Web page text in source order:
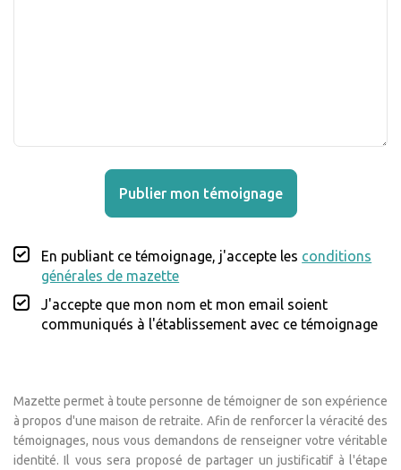
Publier mon témoignage
En publiant ce témoignage, j'accepte les conditions
générales de mazette
J'accepte que mon nom et mon email soient
communiqués à l'établissement avec ce témoignage
Mazette permet à toute personne de témoigner de son expérience
à propos d'une maison de retraite. Afin de renforcer la véracité des
témoignages, nous vous demandons de renseigner votre véritable
identité. Il vous sera proposé de partager un justificatif à l'étape